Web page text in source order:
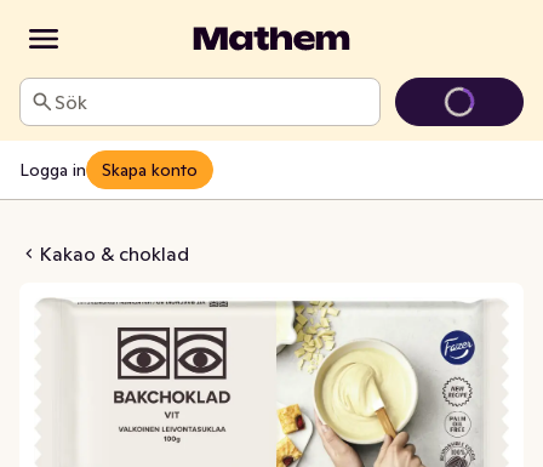
Sök
Logga in Skapa konto
Kakao & choklad
Vit